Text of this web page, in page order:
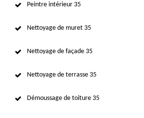
Peintre intérieur 35
Nettoyage de muret 35
Nettoyage de façade 35
Nettoyage de terrasse 35
Démoussage de toiture 35